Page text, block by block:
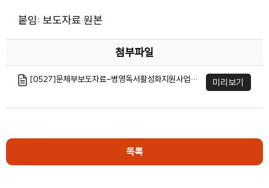
붙임: 보도자료 원본
첨부파일
[0527]문체부보도자료-병영독서활성화지원사업 실시.hwp 미리보기
목록